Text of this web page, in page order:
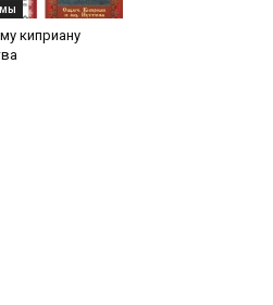
киприану